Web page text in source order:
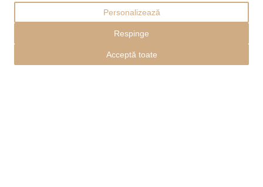
Personalizează
Respinge
Acceptă toate
0,00lei
0,00
Continuă cumpărăturile